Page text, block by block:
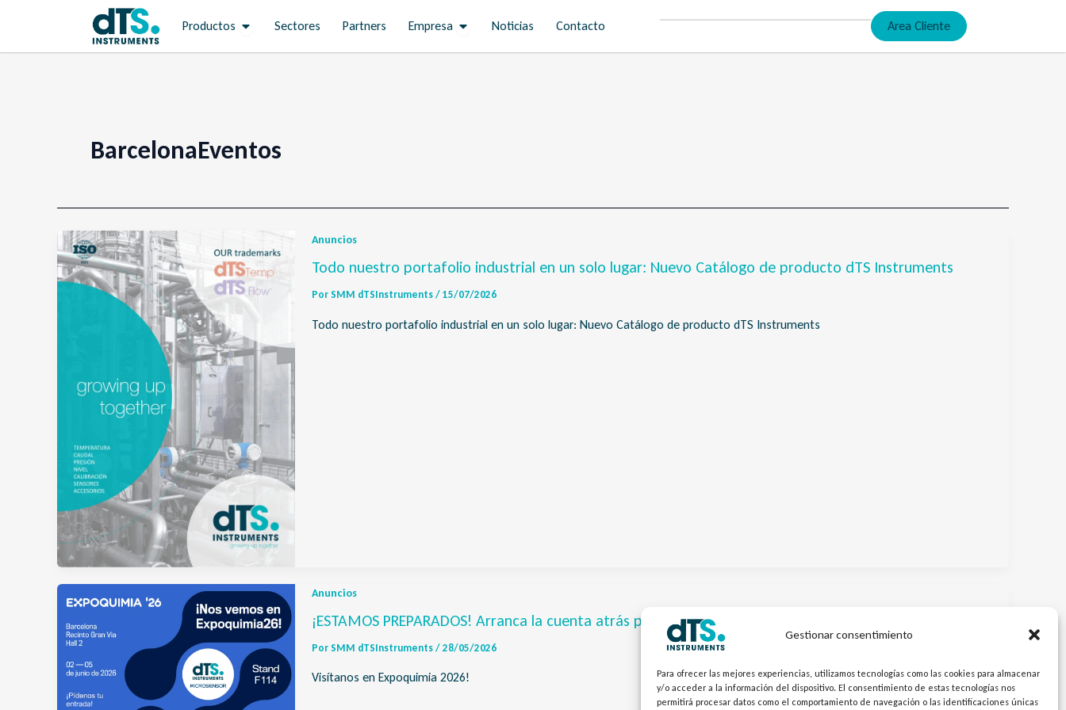
Gestionar consentimiento
Para ofrecer las mejores experiencias, utilizamos tecnologías como las cookies para almacenar
y/o acceder a la información del dispositivo. El consentimiento de estas tecnologías nos
permitirá procesar datos como el comportamiento de navegación o las identificaciones únicas
Productos Open Productos
Sectores Partners Empresa Open Empresa
Noticias Contacto Area Cliente
BarcelonaEventos
Anuncios
Todo nuestro portafolio industrial en un solo lugar: Nuevo Catálogo de producto dTS Instruments
Por SMM dTSInstruments / 15/07/2026
Todo nuestro portafolio industrial en un solo lugar: Nuevo Catálogo de producto dTS Instruments
Anuncios
¡ESTAMOS PREPARADOS! Arranca la cuenta atrás para Expoquimia 2026
Por SMM dTSInstruments / 28/05/2026
Visítanos en Expoquimia 2026!